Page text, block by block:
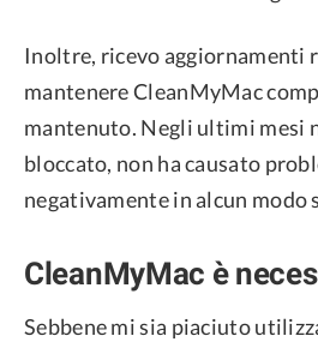
Inoltre, ricevo aggiornamenti
mantenere CleanMyMac
mantenuto. Negli ultimi mesi
bloccato, non ha causato
negativamente in alcun modo
CleanMyMac è
Sebbene mi sia piaciuto